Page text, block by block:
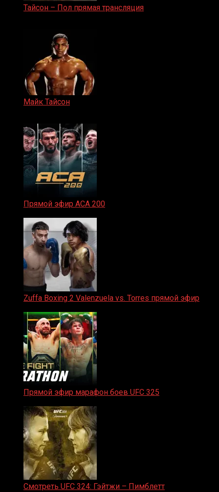
Тайсон – Пол прямая трансляция
Майк Тайсон
Прямой эфир ACA 200
Zuffa Boxing 2 Valenzuela vs. Torres прямой эфир
Прямой эфир марафон боев UFC 325
Смотреть UFC 324: Гэйтжи – Пимблетт